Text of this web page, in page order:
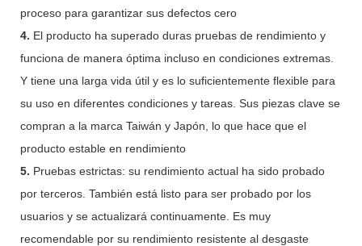
proceso para garantizar sus defectos cero
4. El producto ha superado duras pruebas de rendimiento y
funciona de manera óptima incluso en condiciones extremas.
Y tiene una larga vida útil y es lo suficientemente flexible para
su uso en diferentes condiciones y tareas. Sus piezas clave se
compran a la marca Taiwán y Japón, lo que hace que el
producto estable en rendimiento
5. Pruebas estrictas: su rendimiento actual ha sido probado
por terceros. También está listo para ser probado por los
usuarios y se actualizará continuamente. Es muy
recomendable por su rendimiento resistente al desgaste